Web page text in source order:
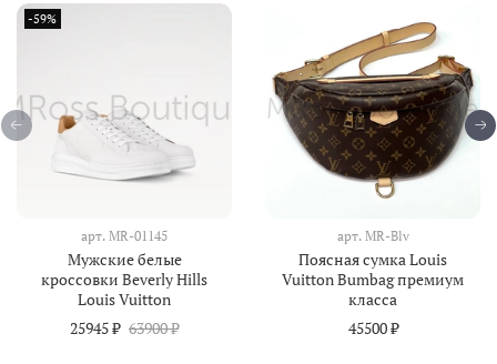
-59%
арт. MR-01145
Мужские белые
кроссовки Beverly Hills
Louis Vuitton
25945 ₽ 63900 ₽
арт. MR-Blv
Поясная сумка Louis
Vuitton Bumbag премиум
класса
45500 ₽